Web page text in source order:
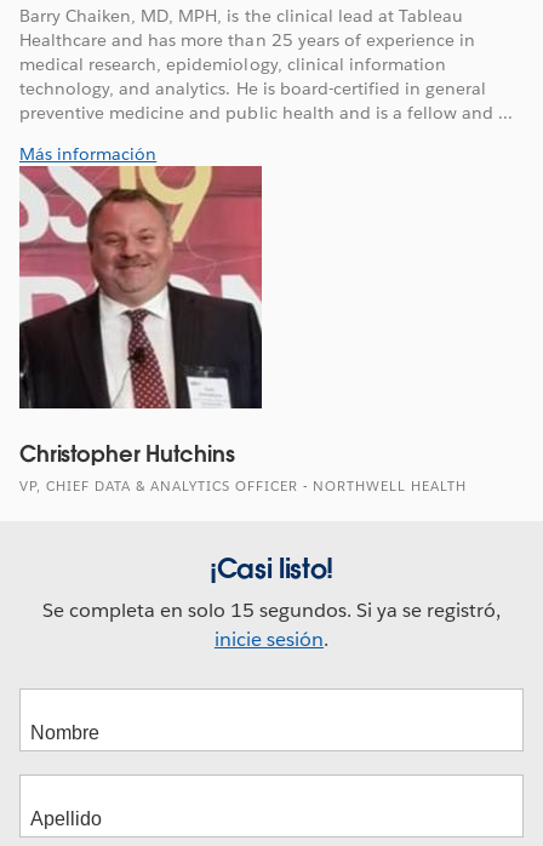
Barry Chaiken, MD, MPH, is the clinical lead at Tableau
Healthcare and has more than 25 years of experience in
medical research, epidemiology, clinical information
technology, and analytics. He is board-certified in general
preventive medicine and public health and is a fellow and ...
Más información
Christopher Hutchins
VP, CHIEF DATA & ANALYTICS OFFICER - NORTHWELL HEALTH
¡Casi listo!
Se completa en solo 15 segundos. Si ya se registró,
inicie sesión.